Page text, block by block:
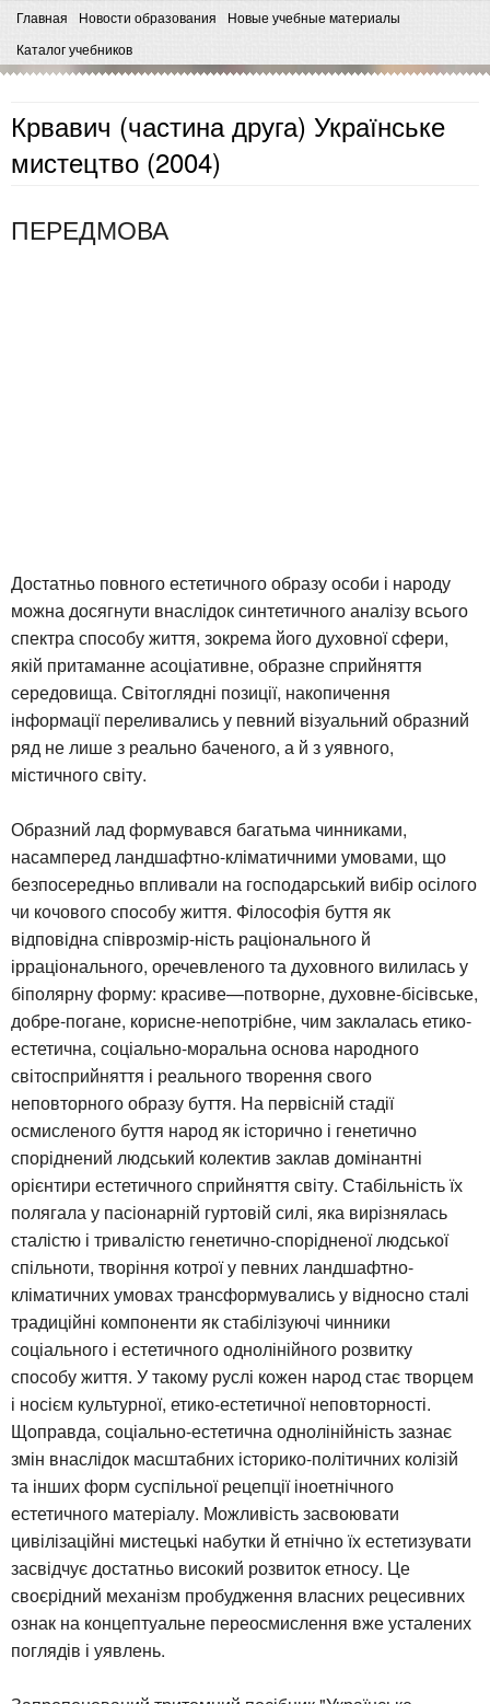
Главная Новости образования
Новые учебные материалы
Каталог учебников
Крвавич (частина друга) Українське
мистецтво (2004)
ПЕРЕДМОВА
Достатньо повного естетичного образу особи і народу
можна досягнути внаслідок синтетичного аналізу всього
спектра способу життя, зокрема його духовної сфери,
якій притаманне асоціативне, образне сприйняття
середовища. Світоглядні позиції, накопичення
інформації переливались у певний візуальний образний
ряд не лише з реально баченого, а й з уявного,
містичного світу.
Образний лад формувався багатьма чинниками,
насамперед ландшафтно-кліматичними умовами, що
безпосередньо впливали на господарський вибір осілого
чи кочового способу життя. Філософія буття як
відповідна співрозмір-ність раціонального й
ірраціонального, оречевленого та духовного вилилась у
біполярну форму: красиве—потворне, духовне-бісівське,
добре-погане, корисне-непотрібне, чим заклалась етико-
естетична, соціально-моральна основа народного
світосприйняття і реального творення свого
неповторного образу буття. На первісній стадії
осмисленого буття народ як історично і генетично
споріднений людський колектив заклав домінантні
орієнтири естетичного сприйняття світу. Стабільність їх
полягала у пасіонарній гуртовій силі, яка вирізнялась
сталістю і тривалістю генетично-спорідненої людської
спільноти, творіння котрої у певних ландшафтно-
кліматичних умовах трансформувались у відносно сталі
традиційні компоненти як стабілізуючі чинники
соціального і естетичного однолінійного розвитку
способу життя. У такому руслі кожен народ стає творцем
і носієм культурної, етико-естетичної неповторності.
Щоправда, соціально-естетична однолінійність зазнає
змін внаслідок масштабних історико-політичних колізій
та інших форм суспільної рецепції іноетнічного
естетичного матеріалу. Можливість засвоювати
цивілізаційні мистецькі набутки й етнічно їх естетизувати
засвідчує достатньо високий розвиток етносу. Це
своєрідний механізм пробудження власних рецесивних
ознак на концептуальне переосмислення вже усталених
поглядів і уявлень.